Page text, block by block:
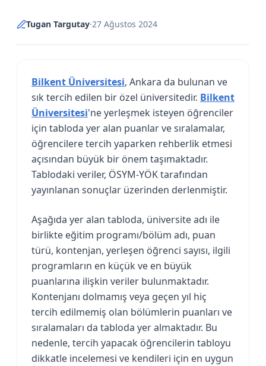
Tugan Targutay·27 Ağustos 2024
Bilkent Üniversitesi, Ankara da bulunan ve
sık tercih edilen bir özel üniversitedir. Bilkent
Üniversitesi'ne yerleşmek isteyen öğrenciler
için tabloda yer alan puanlar ve sıralamalar,
öğrencilere tercih yaparken rehberlik etmesi
açısından büyük bir önem taşımaktadır.
Tablodaki veriler, ÖSYM-YÖK tarafından
yayınlanan sonuçlar üzerinden derlenmiştir.
Aşağıda yer alan tabloda, üniversite adı ile
birlikte eğitim programı/bölüm adı, puan
türü, kontenjan, yerleşen öğrenci sayısı, ilgili
programların en küçük ve en büyük
puanlarına ilişkin veriler bulunmaktadır.
Kontenjanı dolmamış veya geçen yıl hiç
tercih edilmemiş olan bölümlerin puanları ve
sıralamaları da tabloda yer almaktadır. Bu
nedenle, tercih yapacak öğrencilerin tabloyu
dikkatle incelemesi ve kendileri için en uygun